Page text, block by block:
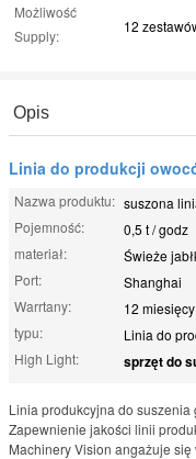
Możliwość
Supply:
12
Opis
Linia do produkcji
Nazwa produktu: suszona
Pojemność:
0,5 t / godz
materiał:
Świeże
Port:
Shanghai
Warrtany:
12 miesięcy
typu:
Linia do
High Light:
sprzęt do
Linia produkcyjna do suszenia
Zapewnienie jakości linii
Machinery Vision angażuje się